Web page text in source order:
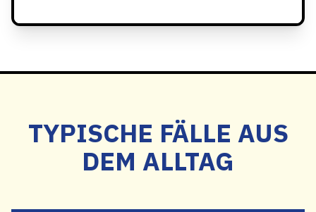
TYPISCHE FÄLLE AUS
DEM ALLTAG